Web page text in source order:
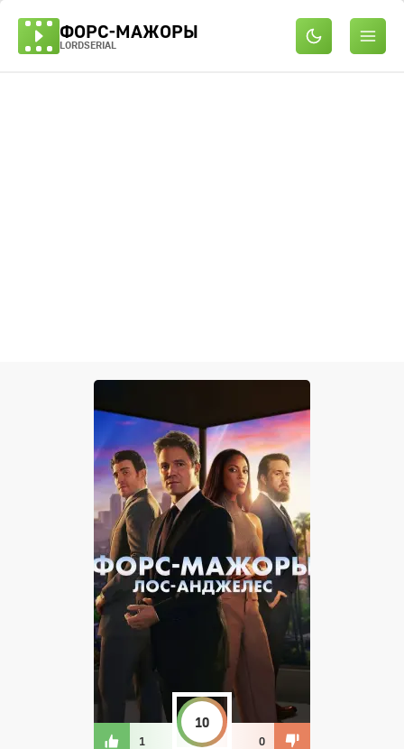
ФОРС-МАЖОРЫ
LORDSERIAL
1
10
0